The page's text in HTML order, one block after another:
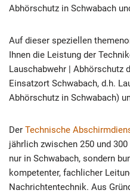
Abhörschutz in Schwabach
Auf dieser speziellen
Ihnen die Leistung der
Lauschabwehr | Abhörschutz
Einsatzort Schwabach, d.h.
Abhörschutz in Schwabach)
Der Technische
jährlich zwischen 250 und 300
nur in Schwabach, sondern
kompetenter, fachlicher
Nachrichtentechnik. Aus